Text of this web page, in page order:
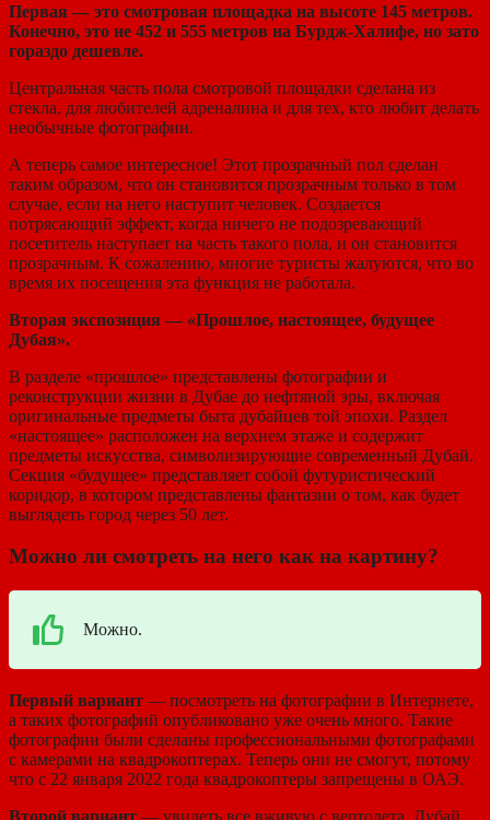
Первая — это смотровая площадка на высоте 145 метров.
Конечно, это не 452 и 555 метров на Бурдж-Халифе, но зато
гораздо дешевле.
Центральная часть пола смотровой площадки сделана из
стекла, для любителей адреналина и для тех, кто любит делать
необычные фотографии.
А теперь самое интересное! Этот прозрачный пол сделан
таким образом, что он становится прозрачным только в том
случае, если на него наступит человек. Создается
потрясающий эффект, когда ничего не подозревающий
посетитель наступает на часть такого пола, и он становится
прозрачным. К сожалению, многие туристы жалуются, что во
время их посещения эта функция не работала.
Вторая экспозиция — «Прошлое, настоящее, будущее
Дубая».
В разделе «прошлое» представлены фотографии и
реконструкции жизни в Дубае до нефтяной эры, включая
оригинальные предметы быта дубайцев той эпохи. Раздел
«настоящее» расположен на верхнем этаже и содержит
предметы искусства, символизирующие современный Дубай.
Секция «будущее» представляет собой футуристический
коридор, в котором представлены фантазии о том, как будет
выглядеть город через 50 лет.
Можно ли смотреть на него как на картину?
Можно.
Первый вариант — посмотреть на фотографии в Интернете,
а таких фотографий опубликовано уже очень много. Такие
фотографии были сделаны профессиональными фотографами
с камерами на квадрокоптерах. Теперь они не смогут, потому
что с 22 января 2022 года квадрокоптеры запрещены в ОАЭ.